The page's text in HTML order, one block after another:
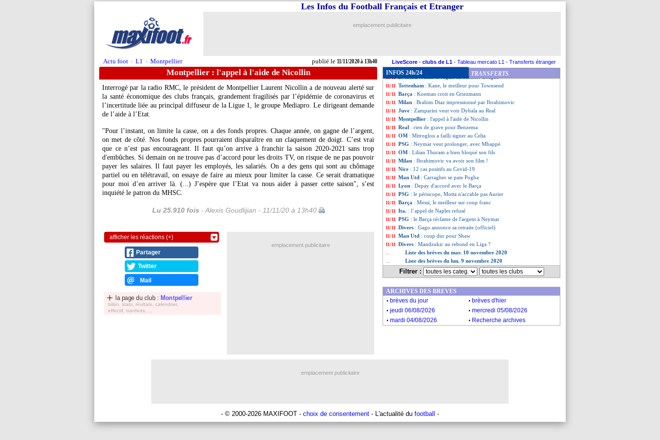
Actu foot > L1 > Montpellier publié le 11/11/2020 à 13h40
Les Infos du Football Français et Etranger
emplacement publicitaire
LiveScore - clubs de L1 - Tableau mercato L1 - Transferts étranger
Montpellier : l'appel à l'aide de Nicollin
Interrogé par la radio RMC, le président de Montpellier Laurent Nicollin a de nouveau alerté sur
la santé économique des clubs français, grandement fragilisés par l’épidémie de coronavirus et
l’incertitude liée au principal diffuseur de la Ligue 1, le groupe Mediapro. Le dirigeant demande
de l’aide à l’Etat.
"Pour l’instant, on limite la casse, on a des fonds propres. Chaque année, on gagne de l’argent,
on met de côté. Nos fonds propres pourraient disparaître en un claquement de doigt. C’est vrai
que ce n’est pas encourageant. Il faut qu’on arrive à franchir la saison 2020-2021 sans trop
d'embûches. Si demain on ne trouve pas d’accord pour les droits TV, on risque de ne pas pouvoir
payer les salaires. Il faut payer les employés, les salariés. On a des gens qui sont au chômage
partiel ou en télétravail, on essaye de faire au mieux pour limiter la casse. Ce serait dramatique
pour moi d’en arriver là. (...) J’espère que l’Etat va nous aider à passer cette saison", s’est
inquiété le patron du MHSC.
Lu 25.910 fois - Alexis Goudlijian - 11/11/20 à 13h40
afficher les réactions (+)
Partager
Twitter
Mail
la page du club : Montpellier
bilan, stats, réultats, calendrier,
effectif, tranferts, ...
INFOS 24h/24 TRANSFERTS
11/11 PSG: l'entourage de Neymar prévient
11/11 Liverpool: Carragher veut Jota titulaire
11/11 Real: Bale pourrait rester à Tottenham
11/11 Real: le gros coup de gueule de Kroos
11/11 EdF: Leboeuf se montre "alarmiste"
: Allan se régale en Premier League
11/11 Tottenham : Kane, le meilleur pour Townsend
11/11 Barça : Koeman croit en Griezmann
11/11 Milan : Brahim Diaz impressionné par Ibrahimovic
11/11 Juve : Zamparini veut voir Dybala au Real
11/11 Montpellier : l'appel à l'aide de Nicollin
11/11 Real : rien de grave pour Benzema
11/11 OM : Mitroglou a failli signer au Celta
11/11 PSG : Neymar veut prolonger, avec Mbappé
11/11 OM : Lilian Thuram a bien bloqué son fils
11/11 Milan : Ibrahimovic va avoir son film !
11/11 Nice : 12 cas positifs au Covid-19
11/11 Man Utd : Carragher se paie Pogba
11/11 Lyon : Depay d'accord avec le Barça
11/11 PSG : le périscope, Motta n'accable pas Aurier
11/11 Barça : Messi, le meilleur sur coup franc
11/11 Ita. : l’appel de Naples refusé
11/11 PSG : le Barça réclame de l'argent à Neymar
11/11 Divers : Gago annonce sa retraite (officiel)
11/11 Man Utd : coup dur pour Shaw
11/11 Divers : Mandzukic au rebond en Liga ?
Liste des brèves du mar. 10 novembre 2020
Liste des brèves du lun. 9 novembre 2020
Filtrer :
emplacement publicitaire
ARCHIVES DES BREVES
. brèves du jour . brèves d'hier
. jeudi 06/08/2026 . mercredi 05/08/2026
. mardi 04/08/2026 . Recherche archives
emplacement publicitaire
- © 2000-2026 MAXIFOOT - choix de consentement - L'actualité du football -